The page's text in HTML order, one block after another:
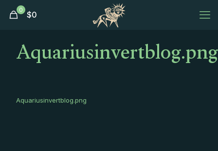
0 $0
Aquariusinvertblog.png
Aquariusinvertblog.png